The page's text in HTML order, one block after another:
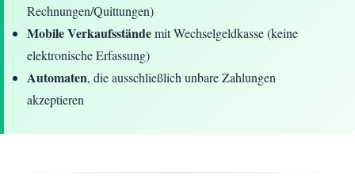
Rechnungen/Quittungen)
Mobile Verkaufsständemit Wechselgeldkasse (keine
elektronische Erfassung)
Automaten, die ausschließlich unbare Zahlungen
akzeptieren